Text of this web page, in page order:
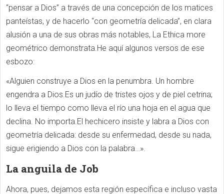
“pensar a Dios” a través de una concepción de los matices
panteístas, y de hacerlo “con geometría delicada”, en clara
alusión a una de sus obras más notables, La Ethica more
geométrico demonstrata.He aquí algunos versos de ese
esbozo:
«Alguien construye a Dios en la penumbra. Un hombre
engendra a Dios.Es un judío de tristes ojos y de piel cetrina;
lo lleva el tiempo como lleva el río una hoja en el agua que
declina. No importa.El hechicero insiste y labra a Dios con
geometría delicada: desde su enfermedad, desde su nada,
sigue erigiendo a Dios con la palabra…».
La anguila de Job
Ahora, pues, dejamos esta región específica e incluso vasta